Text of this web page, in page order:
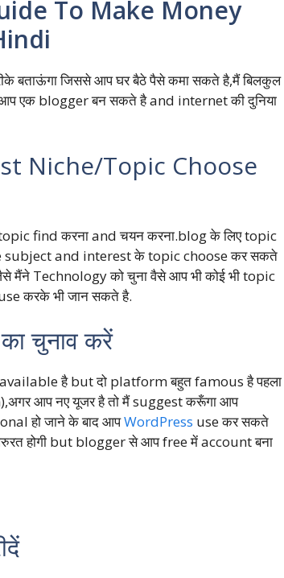
To Make Money
बताऊंगा जिससे आप घर बैठे पैसे कमा सकते है,मैं बिलकुल
एक blogger बन सकते है and internet की दुनिया
Niche/Topic Choose
find करना and चयन करना.blog के लिए topic
subject and interest के topic choose कर सकते
मैंने Technology को चुना वैसे आप भी कोई भी topic
करके भी जान सकते है.
चुनाव करें
है but दो platform बहुत famous है पहला
आप नए यूजर है तो मैं suggest करूँगा आप
हो जाने के बाद आपWordPress use कर सकते
होगी but blogger से आप free में account बना